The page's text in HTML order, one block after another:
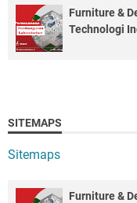
Furniture &
Technologi
SITEMAPS
Sitemaps
Furniture &